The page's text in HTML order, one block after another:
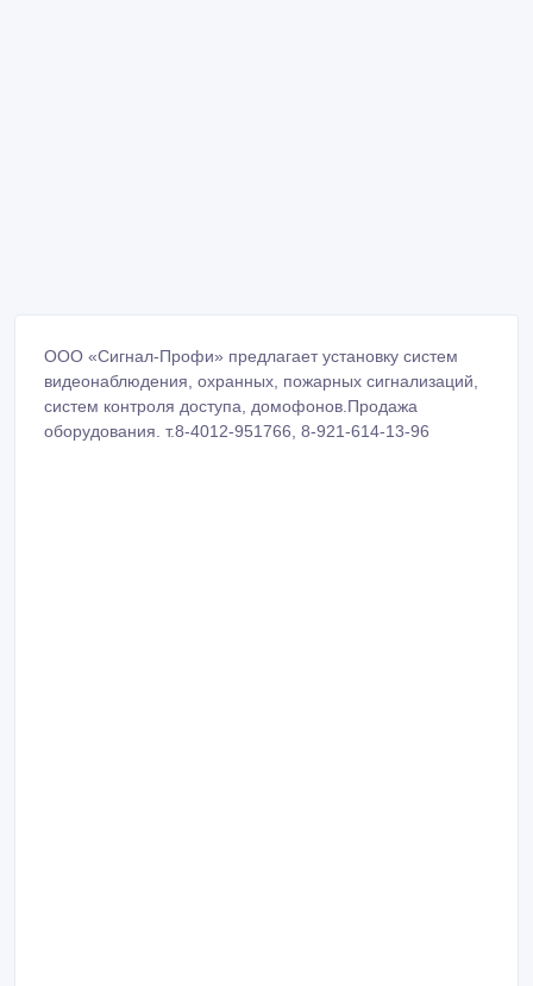
ООО «Сигнал-Профи» предлагает установку систем
видеонаблюдения, охранных, пожарных сигнализаций,
систем контроля доступа, домофонов.Продажа
оборудования. т.8-4012-951766, 8-921-614-13-96